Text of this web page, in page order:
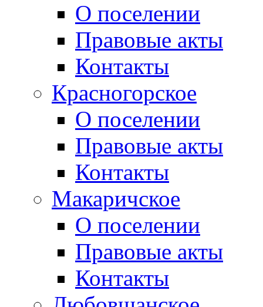
О поселении
Правовые акты
Контакты
Красногорское
О поселении
Правовые акты
Контакты
Макаричское
О поселении
Правовые акты
Контакты